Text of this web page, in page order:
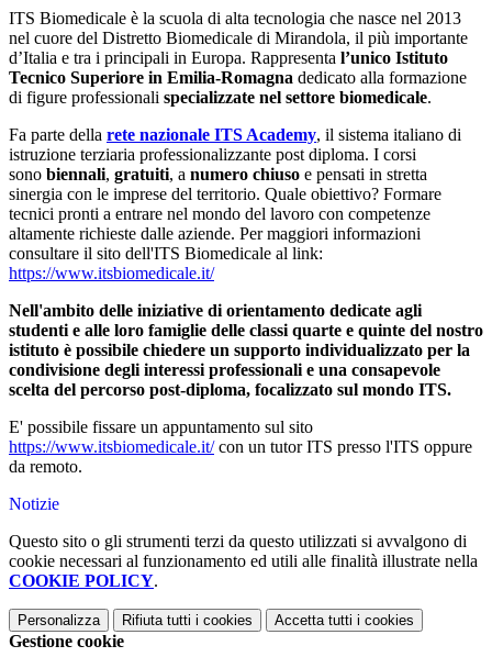
ITS Biomedicale è la scuola di alta tecnologia che nasce nel 2013
nel cuore del Distretto Biomedicale di Mirandola, il più importante
d’Italia e tra i principali in Europa. Rappresenta l’unico Istituto
Tecnico Superiore in Emilia-Romagna dedicato alla formazione
di figure professionali specializzate nel settore biomedicale.
Fa parte della rete nazionale ITS Academy, il sistema italiano di
istruzione terziaria professionalizzante post diploma. I corsi
sono biennali, gratuiti, a numero chiuso e pensati in stretta
sinergia con le imprese del territorio. Quale obiettivo? Formare
tecnici pronti a entrare nel mondo del lavoro con competenze
altamente richieste dalle aziende. Per maggiori informazioni
consultare il sito dell'ITS Biomedicale al link:
https://www.itsbiomedicale.it/
Nell'ambito delle iniziative di orientamento dedicate agli
studenti e alle loro famiglie delle classi quarte e quinte del nostro
istituto è possibile chiedere un supporto individualizzato per la
condivisione degli interessi professionali e una consapevole
scelta del percorso post-diploma, focalizzato sul mondo ITS.
E' possibile fissare un appuntamento sul sito
https://www.itsbiomedicale.it/con un tutor ITS presso l'ITS oppure
da remoto.
Notizie
Questo sito o gli strumenti terzi da questo utilizzati si avvalgono di
cookie necessari al funzionamento ed utili alle finalità illustrate nella
COOKIE POLICY.
Personalizza Rifiuta tutti i cookies Accetta tutti i cookies
Gestione cookie